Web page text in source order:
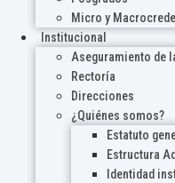
Micro y
Institucional
Aseguramiento de
Rectoría
Direcciones
¿Quiénes somos?
Estatuto
Estructura
Identidad